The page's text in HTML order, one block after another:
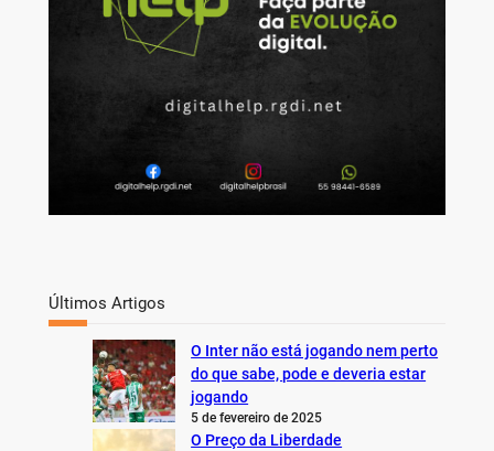
Últimos Artigos
O Inter não está jogando nem perto
do que sabe, pode e deveria estar
jogando
5 de fevereiro de 2025
O Preço da Liberdade